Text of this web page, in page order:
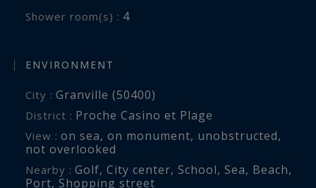
espace dressing au deuxième étage.
En rez-de-jardin, un vaste sous-sol de plus de
deux garages équipés de portes motorisées,
dont un suffisamment spacieux pour accueillir
un dériveur, ainsi qu'une salle d'eau idéale pour
une chaufferie.
Shower room(s) : 4
ENVIRONMENT
City : Granville (50400)
District : Proche Casino et Plage
View : on sea, on monument, unobstructed,
not overlooked
Nearby : Golf, City center, School, Sea, Beach,
Port, Shopping street